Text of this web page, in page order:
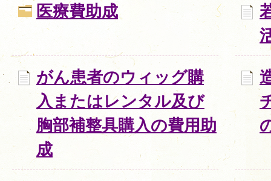
医療費助成
がん患者のウィッグ購
入またはレンタル及び
胸部補整具購入の費用助
成